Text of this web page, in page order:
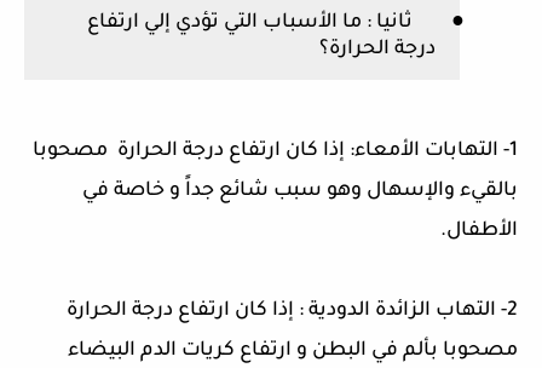
● ثانيا : ما الأسباب التي تؤدي إلي ارتفاع
درجة الحرارة؟
1- التهابات الأمعاء: إذا كان ارتفاع درجة الحرارة مصحوبا
بالقيء والإسهال وهو سبب شائع جداً و خاصة في
الأطفال.
2- التهاب الزائدة الدودية : إذا كان ارتفاع درجة الحرارة
مصحوبا بألم في البطن و ارتفاع كريات الدم البيضاء